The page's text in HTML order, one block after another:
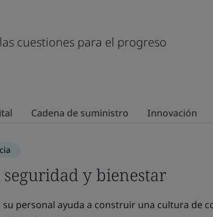
a través de seis
seguridad y bienestar